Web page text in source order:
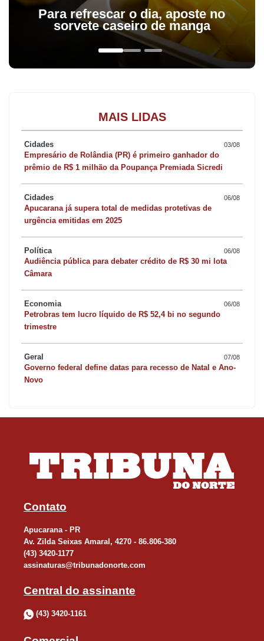
Para refrescar o dia, aposte no
sorvete caseiro de manga
MAIS LIDAS
Cidades 03/08
Empresário de Rolândia (PR) é primeiro ganhador do
prêmio de R$ 1 milhão da Poupança Premiada Sicredi
Cidades 06/08
Apucarana já supera total de medidas protetivas de
urgência emitidas em 2025
Política 06/08
Audiência pública para debater crédito de R$ 30 mi lota
Câmara
Economia 06/08
Petrobras tem lucro líquido de R$ 52,4 bi no segundo
trimestre
Geral 07/08
Governo federal define datas para recesso de Natal e Ano-
Novo
Contato
Apucarana - PR
Av. Zilda Seixas Amaral, 4270 - 86.806-380
(43) 3420-1177
assinaturas@tribunadonorte.com
Central do assinante
(43) 3420-1161